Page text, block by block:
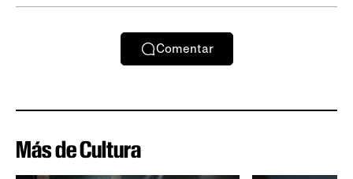
Comentar
Más de Cultura